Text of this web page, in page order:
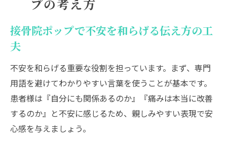
プの考え方
接骨院ポップで不安を和らげる伝え方の工
夫
不安を和らげる重要な役割を担っています。まず、専門
用語を避けてわかりやすい言葉を使うことが基本です。
患者様は『自分にも関係あるのか』『痛みは本当に改善
するのか』と不安に感じるため、親しみやすい表現で安
心感を与えましょう。